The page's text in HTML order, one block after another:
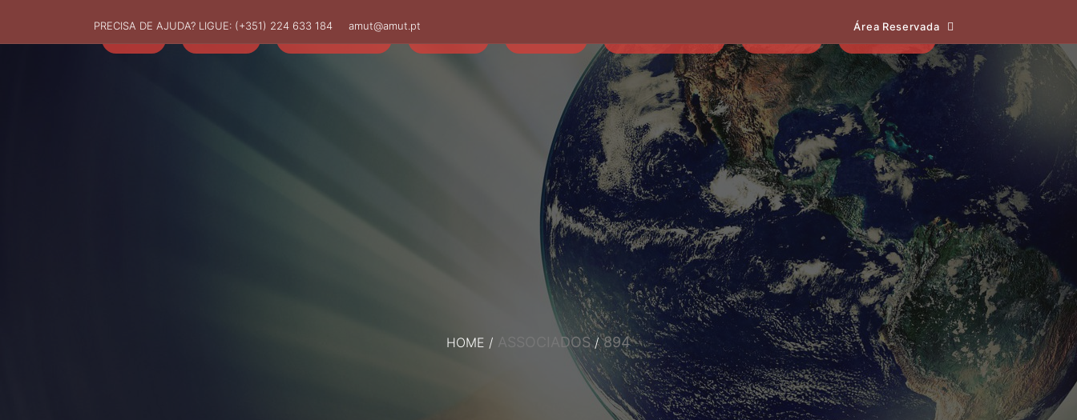
PRECISA DE AJUDA? LIGUE: (+351) 224 633 184 amut@amut.pt
Área Reservada
HOME / ASSOCIADOS / 894